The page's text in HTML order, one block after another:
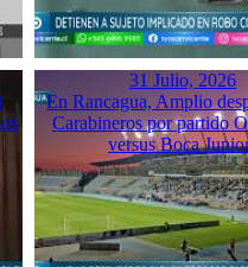
31 Julio, 2026
En Rancagua, Amplio
Carabineros por partido
versus Boca